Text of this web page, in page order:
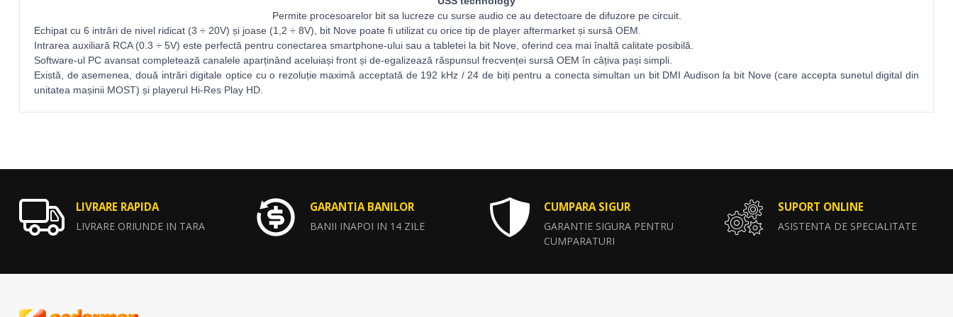
Permite procesoarelor bit sa lucreze cu surse audio ce au detectoare de difuzore pe circuit.
Echipat cu 6 intrări de nivel ridicat (3 ÷ 20V) și joase (1,2 ÷ 8V), bit Nove poate fi utilizat cu orice tip de player aftermarket și sursă OEM.
Intrarea auxiliară RCA (0.3 ÷ 5V) este perfectă pentru conectarea smartphone-ului sau a tabletei la bit Nove, oferind cea mai înaltă calitate posibilă.
Software-ul PC avansat completează canalele aparținând aceluiași front și de-egalizează răspunsul frecvenței sursă OEM în câțiva pași simpli.
Există, de asemenea, două intrări digitale optice cu o rezoluție maximă acceptată de 192 kHz / 24 de biți pentru a conecta simultan un bit DMI Audison la bit Nove (care accepta sunetul digital din
unitatea mașinii MOST) și playerul Hi-Res Play HD.
LIVRARE RAPIDA
LIVRARE ORIUNDE IN TARA
GARANTIA BANILOR
BANII INAPOI IN 14 ZILE
CUMPARA SIGUR
GARANTIE SIGURA PENTRU
CUMPARATURI
SUPORT ONLINE
ASISTENTA DE SPECIALITATE